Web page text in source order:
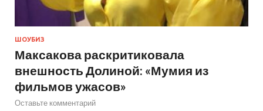
ШОУБИЗ
Максакова раскритиковала
внешность Долиной: «Мумия из
фильмов ужасов»
Оставьте комментарий